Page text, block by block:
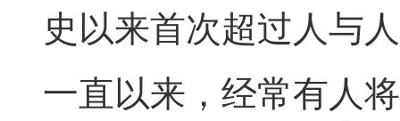
史以来首次超过人与
一直以来，经常有人